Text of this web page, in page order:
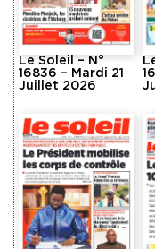
Le Soleil – N°
16836 – Mardi 21
Juillet 2026